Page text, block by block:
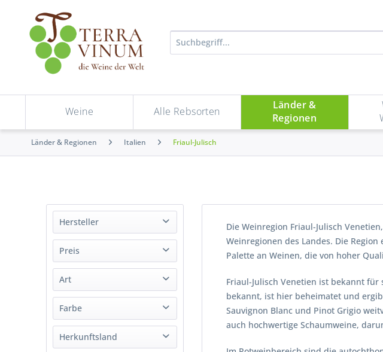
Weine Alle Rebsorten
Länder &
Regionen
Länder & Regionen Italien Friaul-Julisch
Hersteller
Attems
Bosco del Merlo
Collavini
Gravner
Jermann
Marco Felluga
Preis
von8,00 €bis126,57 €
Art
prickelnd
Spirituose
Wein
Farbe
Weiß
Herkunftsland
Die Weinregion Friaul-Julisch
Weinregionen des Landes. Die
Palette an Weinen, die von hoher
Friaul-Julisch Venetien ist bekannt
bekannt, ist hier beheimatet und
Sauvignon Blanc und Pinot Grigio
auch hochwertige Schaumweine,